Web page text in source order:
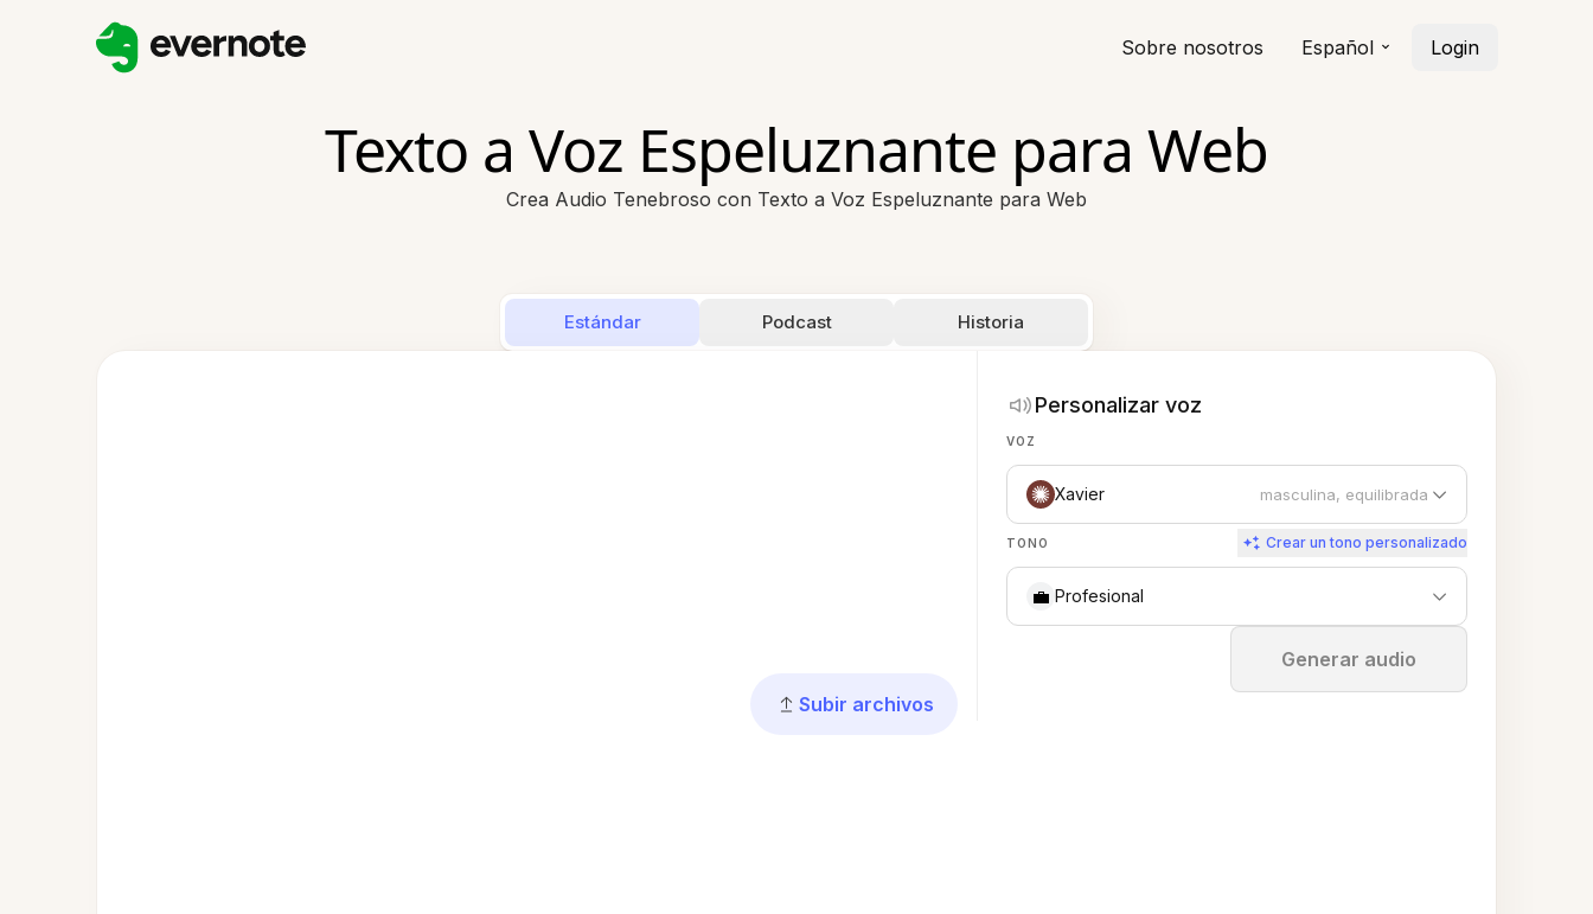
Sobre nosotros Español Login
Texto a Voz Espeluznante para Web
Crea Audio Tenebroso con Texto a Voz Espeluznante para Web
Estándar Podcast Historia
Subir archivos
Personalizar voz
VOZ
Xavier masculina, equilibrada
TONO Crear un tono personalizado
💼 Profesional
Generar audio
Detener